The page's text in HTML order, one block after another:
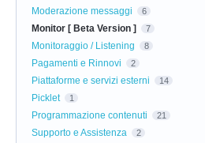
Moderazione messaggi 6
Monitor [ Beta Version ] 7
Monitoraggio / Listening 8
Pagamenti e Rinnovi 2
Piattaforme e servizi esterni 14
Picklet 1
Programmazione contenuti 21
Supporto e Assistenza 2